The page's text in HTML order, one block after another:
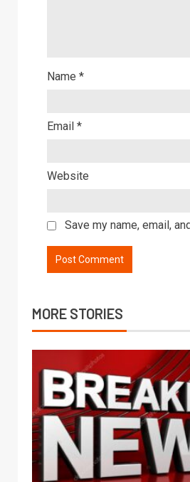
Name *
Email *
Website
Save my name, email,
MORE STORIES